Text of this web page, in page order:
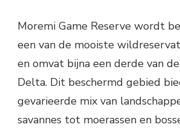
Moremi Game Reserve wordt
een van de mooiste
en omvat bijna een derde van
Delta. Dit beschermd gebied
gevarieerde mix van
savannes tot moerassen en